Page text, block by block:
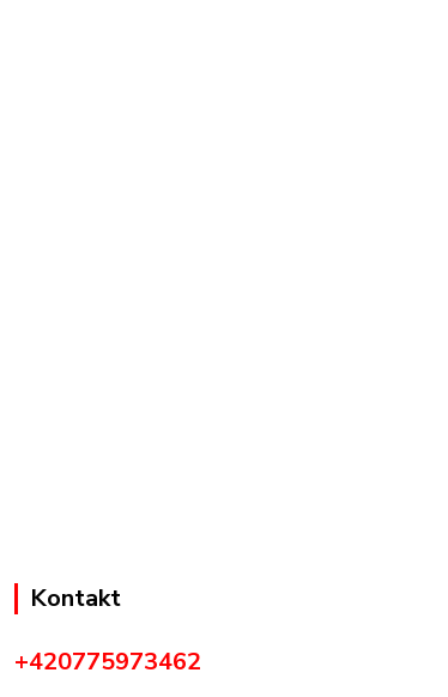
Kontakt
+420775973462